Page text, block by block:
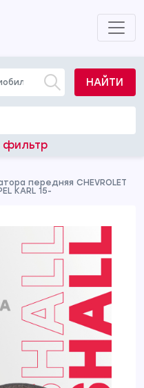
НАЙТИ
фильтр
передняя CHEVROLET
KARL 15-